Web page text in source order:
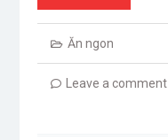
Ăn ngon
Leave a comment